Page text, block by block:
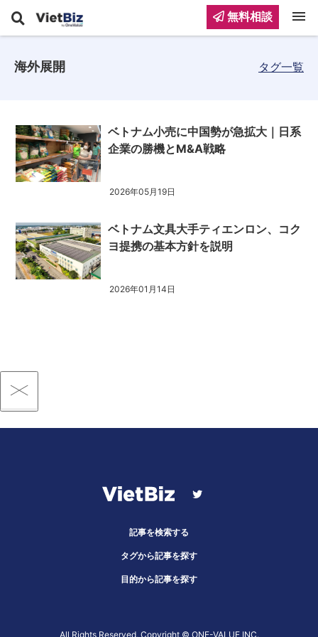
海外展開 タグ一覧
ベトナム小売に中国勢が急拡大｜日系
企業の勝機とM&A戦略
2026年05月19日
ベトナム文具大手ティエンロン、コク
ヨ提携の基本方針を説明
2026年01月14日
記事を検索する
タグから記事を探す
目的から記事を探す
All Rights Reserved, Copyright ©︎ ONE-VALUE INC.
無料相談 menu